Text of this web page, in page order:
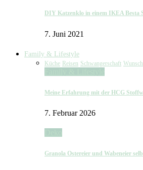
DIY Katzenklo in einem IKEA Besta
7. Juni 2021
Family & Lifestyle
Küche Reisen Schwangerschaft
Meine Erfahrung mit der HCG
7. Februar 2026
Granola Ostereier und Wabeneier